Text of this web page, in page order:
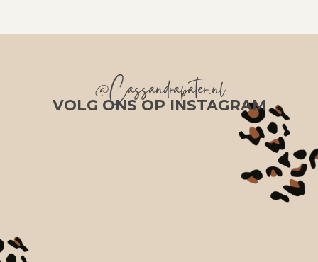
@Cassandrapater.nl
VOLG ONS OP INSTAGRAM